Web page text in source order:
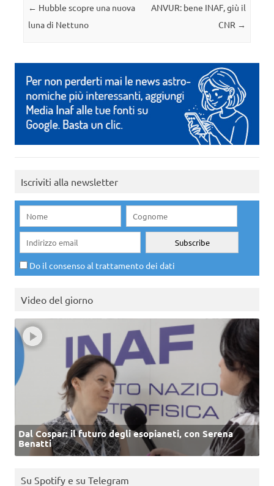
Navigazione articolo
← Hubble scopre una nuova
luna di Nettuno
ANVUR: bene INAF, giù il
CNR →
Iscriviti alla newsletter
Do il consenso al trattamento dei dati
Video del giorno
Dal Cospar: il futuro degli esopianeti, con Serena
Benatti
Su Spotify e su Telegram